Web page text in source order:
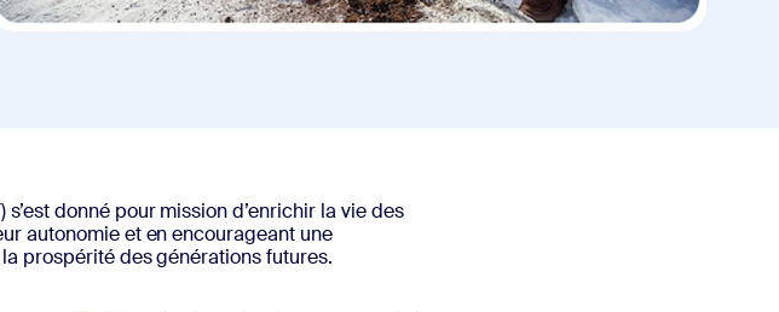
s’est donné pour mission d’enrichir la vie des
autonomie et en encourageant une
prospérité des générations futures.